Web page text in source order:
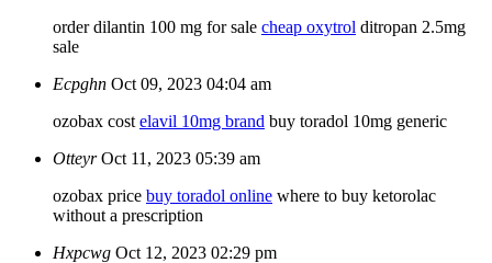
order dilantin 100 mg for sale cheap oxytrol ditropan 2.5mg
sale
Ecpghn Oct 09, 2023 04:04 am
ozobax cost elavil 10mg brand buy toradol 10mg generic
Otteyr Oct 11, 2023 05:39 am
ozobax price buy toradol online where to buy ketorolac
without a prescription
Hxpcwg Oct 12, 2023 02:29 pm